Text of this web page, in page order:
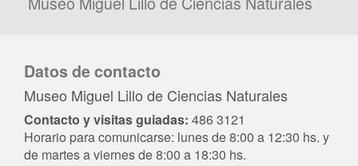
Datos de contacto
Museo Miguel Lillo de Ciencias Naturales
Contacto y visitas guiadas: 486 3121
Horario para comunicarse: lunes de 8:00 a 12:30 hs. y
de martes a viernes de 8:00 a 18:30 hs.